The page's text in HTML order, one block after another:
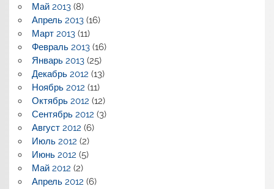
Май 2013(8)
Апрель 2013(16)
Март 2013(11)
Февраль 2013(16)
Январь 2013(25)
Декабрь 2012 (13)
Ноябрь 2012 (11)
Октябрь 2012 (12)
Сентябрь 2012 (3)
Август 2012 (6)
Июль 2012 (2)
Июнь 2012 (5)
Май 2012 (2)
Апрель 2012 (6)